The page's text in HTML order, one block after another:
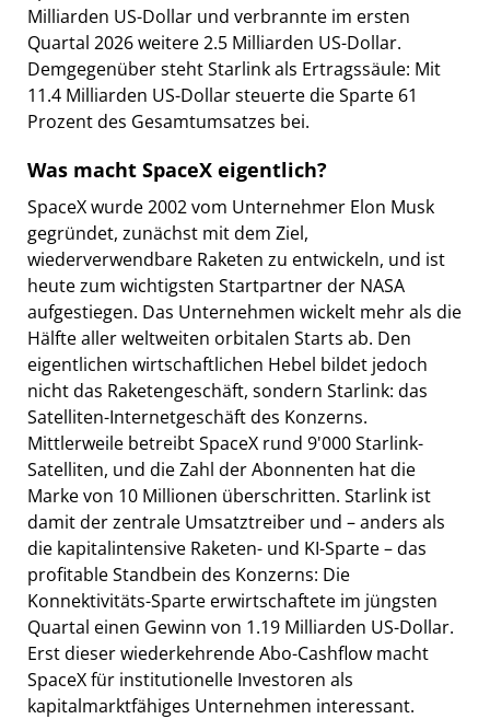
Milliarden US-Dollar und verbrannte im ersten
Quartal 2026 weitere 2.5 Milliarden US-Dollar.
Demgegenüber steht Starlink als Ertragssäule: Mit
11.4 Milliarden US-Dollar steuerte die Sparte 61
Prozent des Gesamtumsatzes bei.
Was macht SpaceX eigentlich?
SpaceX wurde 2002 vom Unternehmer Elon Musk
gegründet, zunächst mit dem Ziel,
wiederverwendbare Raketen zu entwickeln, und ist
heute zum wichtigsten Startpartner der NASA
aufgestiegen. Das Unternehmen wickelt mehr als die
Hälfte aller weltweiten orbitalen Starts ab. Den
eigentlichen wirtschaftlichen Hebel bildet jedoch
nicht das Raketengeschäft, sondern Starlink: das
Satelliten-Internetgeschäft des Konzerns.
Mittlerweile betreibt SpaceX rund 9'000 Starlink-
Satelliten, und die Zahl der Abonnenten hat die
Marke von 10 Millionen überschritten. Starlink ist
damit der zentrale Umsatztreiber und – anders als
die kapitalintensive Raketen- und KI-Sparte – das
profitable Standbein des Konzerns: Die
Konnektivitäts-Sparte erwirtschaftete im jüngsten
Quartal einen Gewinn von 1.19 Milliarden US-Dollar.
Erst dieser wiederkehrende Abo-Cashflow macht
SpaceX für institutionelle Investoren als
kapitalmarktfähiges Unternehmen interessant.